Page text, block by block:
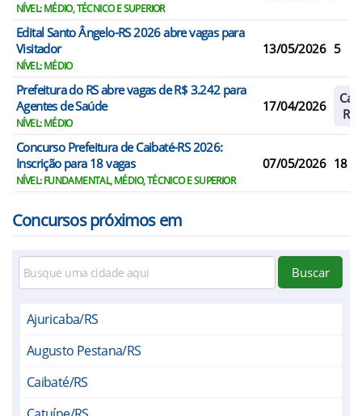
NÍVEL: MÉDIO, TÉCNICO E SUPERIOR
Edital Santo Ângelo-RS 2026 abre vagas para
Visitador
NÍVEL: MÉDIO
13/05/2026 5
Prefeitura do RS abre vagas de R$ 3.242 para
Agentes de Saúde
NÍVEL: MÉDIO
17/04/2026
Concurso Prefeitura de Caibaté-RS 2026:
Inscrição para 18 vagas
NÍVEL: FUNDAMENTAL, MÉDIO, TÉCNICO E SUPERIOR
07/05/2026 18
Concursos próximos em
Buscar
Ajuricaba/RS
Augusto Pestana/RS
Caibaté/RS